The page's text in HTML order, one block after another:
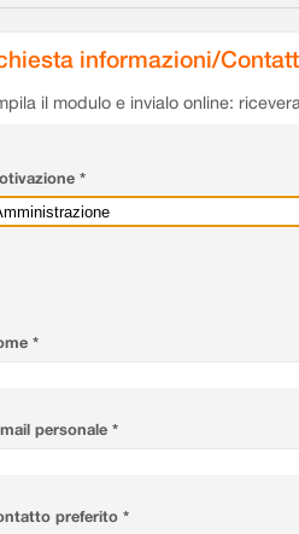
informazioni/
il modulo e invialo online:
*
*
personale *
preferito *